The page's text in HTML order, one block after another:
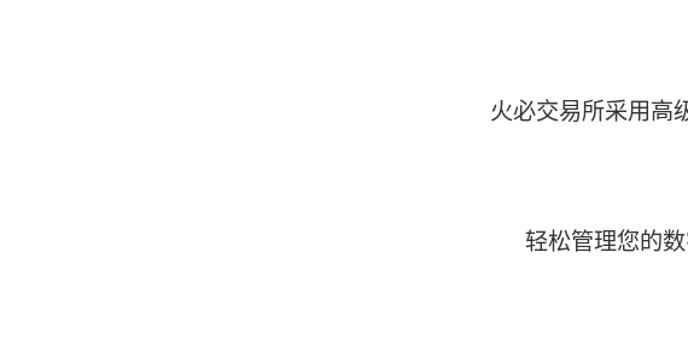
火必交易所采用高
轻松管理您的